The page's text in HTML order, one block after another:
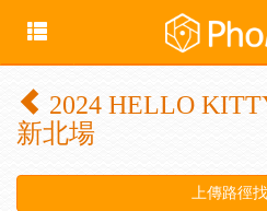
2024 HELLO
新北場
上傳路徑